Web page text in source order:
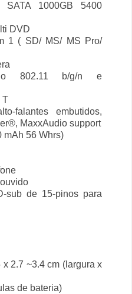
SATA 1000GB 5400
DVD
1 ( SD/ MS/ MS Pro/
802.11 b/g/n e
T
falantes embutidos,
MaxxAudio support
mAh 56 Whrs)
sub de 15-pinos para
x 2.7 ~3.4 cm (largura x
de bateria)